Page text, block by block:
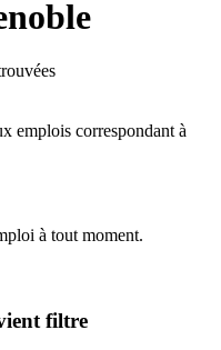
emplois correspondant à
à tout moment.
filtre